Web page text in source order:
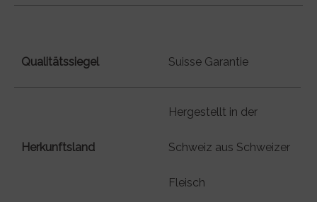
Qualitätssiegel Suisse Garantie
Herkunftsland
Hergestellt in der
Schweiz aus Schweizer
Fleisch